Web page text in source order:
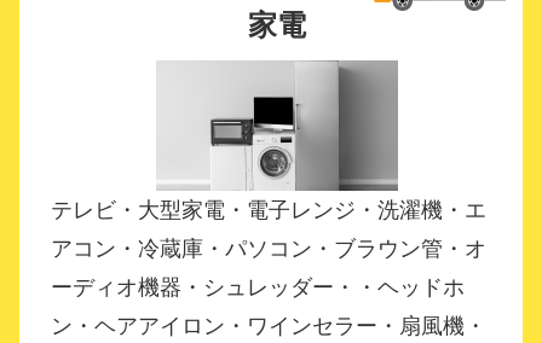
家電
テレビ・大型家電・電子レンジ・洗濯機・エ
アコン・冷蔵庫・パソコン・ブラウン管・オ
ーディオ機器・シュレッダー・・ヘッドホ
ン・ヘアアイロン・ワインセラー・扇風機・